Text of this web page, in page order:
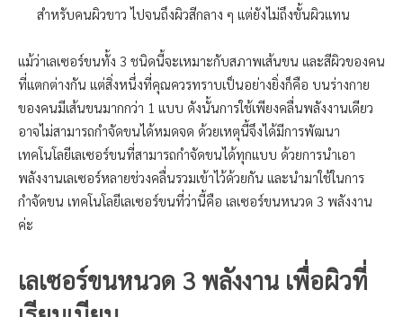
สำหรับคนผิวขาว ไปจนถึงผิวสีกลาง ๆ แต่ยังไม่ถึงขั้นผิวแทน
แม้ว่าเลเซอร์ขนทั้ง 3 ชนิดนี้จะเหมาะกับสภาพเส้นขน และสีผิวของคน
ที่แตกต่างกัน แต่สิ่งหนึ่งที่คุณควรทราบเป็นอย่างยิ่งก็คือ บนร่างกาย
ของคนมีเส้นขนมากกว่า 1 แบบ ดังนั้นการใช้เพียงคลื่นพลังงานเดียว
อาจไม่สามารถกำจัดขนได้หมดจด ด้วยเหตุนี้จึงได้มีการพัฒนา
เทคโนโลยีเลเซอร์ขนที่สามารถกำจัดขนได้ทุกแบบ ด้วยการนำเอา
พลังงานเลเซอร์หลายช่วงคลื่นรวมเข้าไว้ด้วยกัน และนำมาใช้ในการ
กำจัดขน เทคโนโลยีเลเซอร์ขนที่ว่านี้คือ เลเซอร์ขนหนวด 3 พลังงาน
ค่ะ
เลเซอร์ขนหนวด 3 พลังงาน เพื่อผิวที่